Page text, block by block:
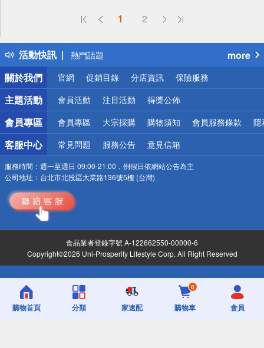
1 2
活動快訊
偏遠地區配送
得獎公告
熱門話題
銀行優惠
偏遠地區配送
詐騙網頁！請小心！
more
關於我們
官網 促銷目錄 分店資訊 保險服務
主題活動 會員活動 注目活動 得獎公佈
會員專區 會員專區 大宗採購 購物須知 會員服務條款 隱
客服中心 常見問題 服務公告 意見信箱
服務時間： 週一至週日 09:00-21:00，例假日依網站公告為主
公司地址： 台北市北投區大業路136號5樓 (台灣)
食品業者登錄字號 A-122662550-00000-6
Copyright©2026 Uni-Prosperity Lifestyle Corp. All Right Reserved
購物首頁 分類 家速配
0
購物車 會員